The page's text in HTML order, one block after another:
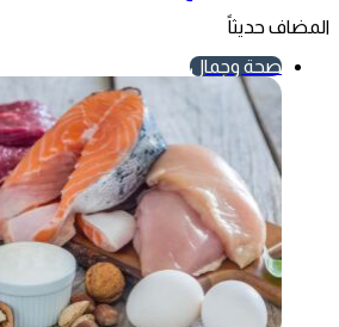
المضاف حديثاً
صحة وجمال